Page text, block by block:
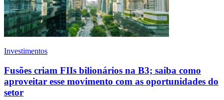
Investimentos
Fusões criam FIIs bilionários na B3; saiba como
aproveitar esse movimento com as oportunidades do
setor